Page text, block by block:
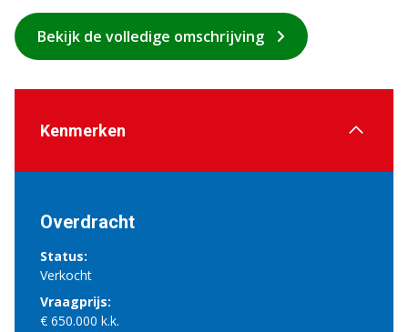
Bekijk de volledige omschrijving
Kenmerken
Overdracht
Status:
Verkocht
Vraagprijs:
€ 650.000 k.k.